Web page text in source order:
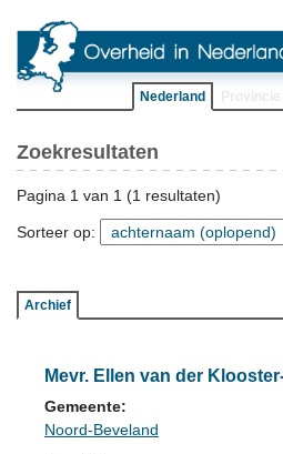
Nederland
Zoekresultaten
Pagina 1 van 1 (1 resultaten)
Sorteer op:
Archief
Mevr. Ellen van der
Gemeente:
Noord-Beveland